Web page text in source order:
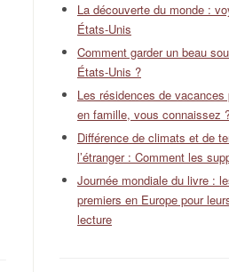
La découverte du monde :
États-Unis
Comment garder un beau
États-Unis ?
Les résidences de vacances
en famille, vous connaissez
Différence de climats et de
l’étranger : Comment les
Journée mondiale du livre :
premiers en Europe pour
lecture